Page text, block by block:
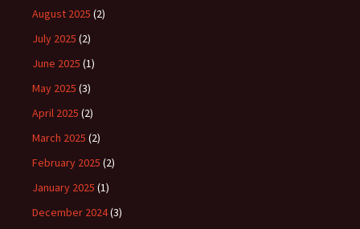
August 2025 (2)
July 2025 (2)
June 2025 (1)
May 2025 (3)
April 2025 (2)
March 2025 (2)
February 2025 (2)
January 2025 (1)
December 2024(3)